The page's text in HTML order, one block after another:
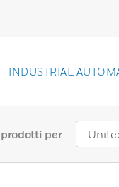
INDUSTRIAL
per